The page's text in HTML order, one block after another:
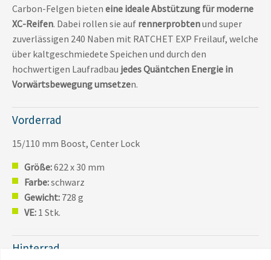
Carbon-Felgen bieten eine ideale Abstützung für moderne
XC-Reifen. Dabei rollen sie auf rennerprobtenund super
zuverlässigen 240 Naben mit RATCHET EXP Freilauf, welche
über kaltgeschmiedete Speichen und durch den
hochwertigen Laufradbau jedes Quäntchen Energie in
Vorwärtsbewegung umsetzen.
Vorderrad
15/110 mm Boost, Center Lock
Größe:622 x 30 mm
Farbe:schwarz
Gewicht: 728 g
VE: 1 Stk.
Hinterrad